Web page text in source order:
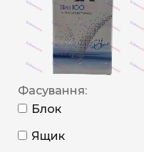
Фасування:
Блок
Ящик